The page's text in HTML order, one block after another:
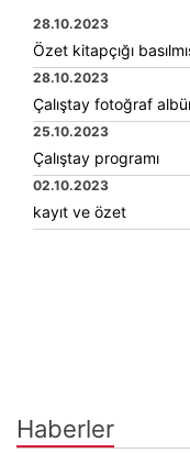
28.10.2023
Özet kitapçığı
28.10.2023
Çalıştay fotoğraf
25.10.2023
Çalıştay programı
02.10.2023
kayıt ve özet
Haberler